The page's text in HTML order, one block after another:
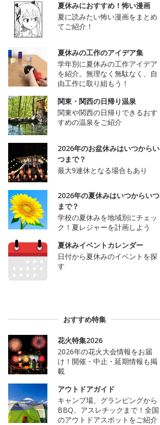
夏休みにおすすめ！怖い漫画
夏に読みたい怖い漫画をまとめ
てご紹介！
夏休みの工作のアイデア集
学年別に夏休みの工作アイデア
を紹介。無理なく無駄なく、自
由工作に取り組もう！
関東・関西の日帰り温泉
関東や関西の日帰りできるおす
すめの温泉をご紹介
2026年のお盆休みはいつからい
つまで？
最大9連休となる場合もあり
2026年の夏休みはいつからいつ
まで？
学校の夏休みを地域別にチェッ
ク！夏レジャーを計画しよう
夏休みイベントカレンダー
日付から夏休みのイベントを探
す
おすすめ特集
花火特集2026
2026年の花火大会情報をお届
け！開催・中止・延期情報も掲
載
アウトドアガイド
キャンプ場、グランピングから
BBQ、アスレチックまで！全国
のアウトドアスポットをご紹介